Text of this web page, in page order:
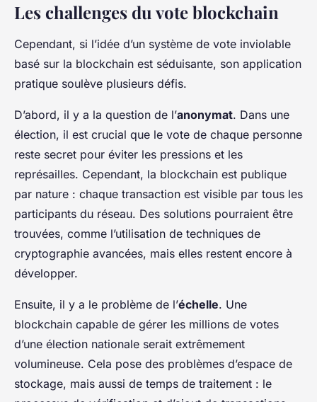
Les challenges du vote blockchain
Cependant, si l’idée d’un système de vote inviolable
basé sur la blockchain est séduisante, son application
pratique soulève plusieurs défis.
D’abord, il y a la question de l’anonymat. Dans une
élection, il est crucial que le vote de chaque personne
reste secret pour éviter les pressions et les
représailles. Cependant, la blockchain est publique
par nature : chaque transaction est visible par tous les
participants du réseau. Des solutions pourraient être
trouvées, comme l’utilisation de techniques de
cryptographie avancées, mais elles restent encore à
développer.
Ensuite, il y a le problème de l’échelle. Une
blockchain capable de gérer les millions de votes
d’une élection nationale serait extrêmement
volumineuse. Cela pose des problèmes d’espace de
stockage, mais aussi de temps de traitement : le